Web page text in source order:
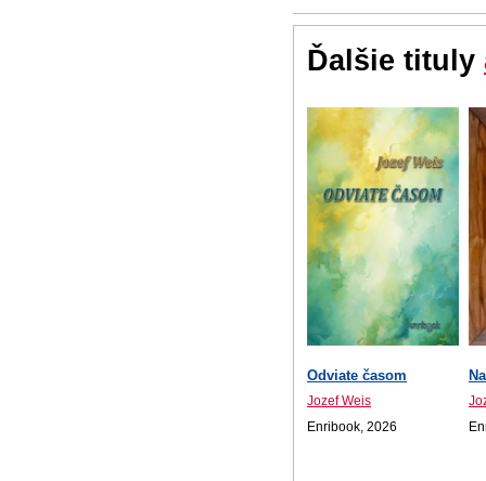
Ďalšie tituly
Odviate časom
Jozef Weis
Enribook, 2026